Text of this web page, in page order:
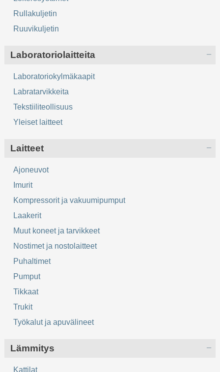
Rullakuljetin
Ruuvikuljetin
Laboratoriolaitteita
Laboratoriokylmäkaapit
Labratarvikkeita
Tekstiiliteollisuus
Yleiset laitteet
Laitteet
Ajoneuvot
Imurit
Kompressorit ja vakuumipumput
Laakerit
Muut koneet ja tarvikkeet
Nostimet ja nostolaitteet
Puhaltimet
Pumput
Tikkaat
Trukit
Työkalut ja apuvälineet
Lämmitys
Kattilat